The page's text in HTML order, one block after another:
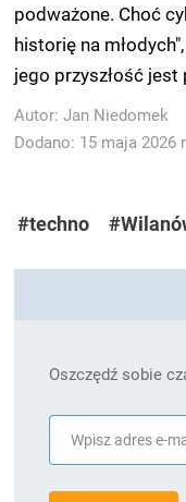
podważone. Choć
historię na
jego przyszłość jest
Autor: Jan Niedomek
Dodano: 15 maja 2026
#techno
Oszczędź sobie